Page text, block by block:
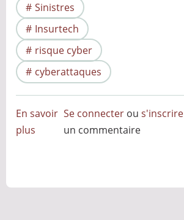
Sinistres
Insurtech
risque cyber
cyberattaques
En savoir
plus
Se connecter ous'inscrire
un commentaire